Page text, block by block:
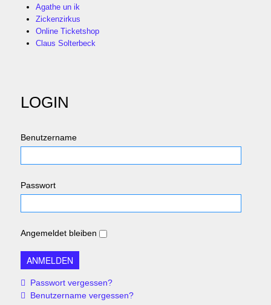
Agathe un ik
Zickenzirkus
Online Ticketshop
Claus Solterbeck
LOGIN
Benutzername
Passwort
Angemeldet bleiben
Passwort vergessen?
Benutzername vergessen?